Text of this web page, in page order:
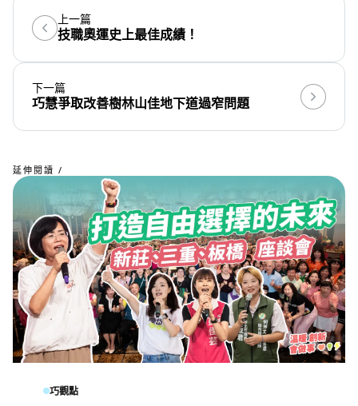
上一篇
技職奧運史上最佳成績！
下一篇
巧慧爭取改善樹林山佳地下道過窄問題
延伸閱讀 /
巧觀點